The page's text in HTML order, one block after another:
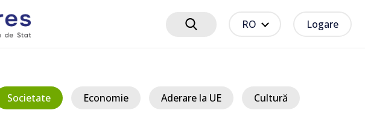
RO Logare
Societate Economie Aderare la UE Cultură